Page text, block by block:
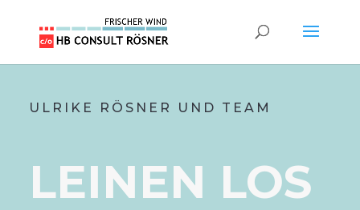
ULRIKE RÖSNER UND TEAM
LEINEN LOS